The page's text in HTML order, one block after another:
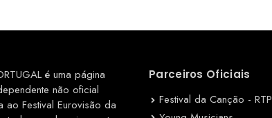
é uma página
não oficial
ao Festival Eurovisão da
Parceiros Oficiais
Festival da Canção - RTP